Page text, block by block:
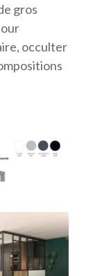
gros
occulter